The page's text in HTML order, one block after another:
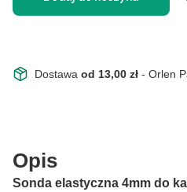
Dostawa od 13,00 zł - Orlen
Opis
Sonda elastyczna 4mm do